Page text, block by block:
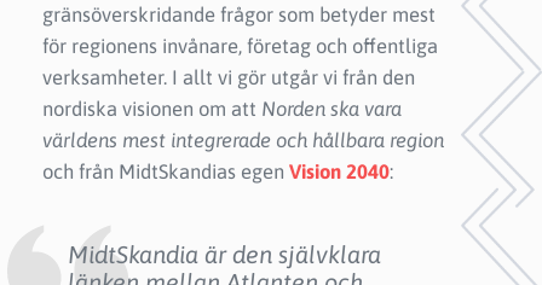
gränsöverskridande frågor som betyder mest
för regionens invånare, företag och offentliga
verksamheter. I allt vi gör utgår vi från den
nordiska visionen om att Norden ska vara
världens mest integrerade och hållbara region
och från MidtSkandias egen Vision 2040:
MidtSkandia är den självklara